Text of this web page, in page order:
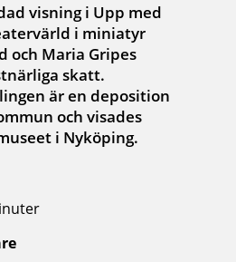
visning i Upp med
i miniatyr
och Maria Gripes
skatt.
är en deposition
och visades
i Nyköping.